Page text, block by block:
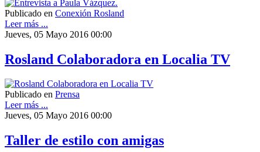
Publicado en Conexión Rosland
Leer más ...
Jueves, 05 Mayo 2016 00:00
Rosland Colaboradora en Localia TV
Publicado en Prensa
Leer más ...
Jueves, 05 Mayo 2016 00:00
Taller de estilo con amigas